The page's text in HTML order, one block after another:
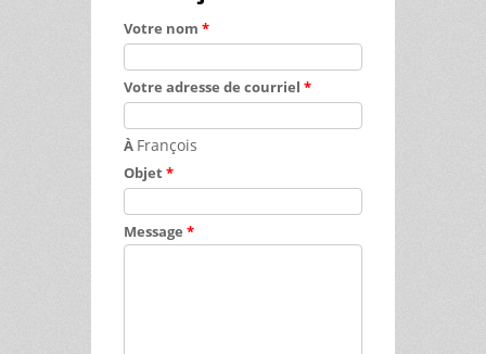
Votre nom *
Votre adresse de courriel *
À François
Objet*
Message *